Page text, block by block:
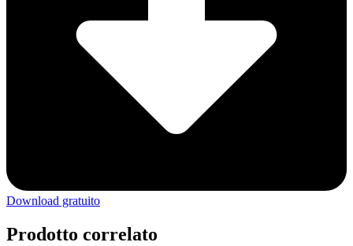
Download gratuito
Prodotto correlato